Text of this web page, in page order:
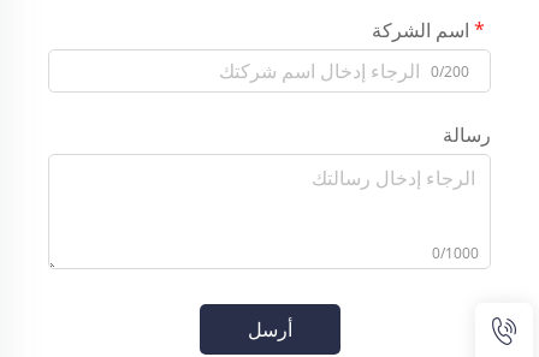
اسم الشركة
0/200
رسالة
0/1000
أرسل